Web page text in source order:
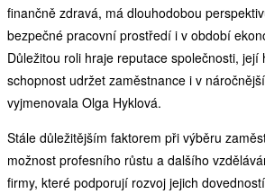
finančně zdravá, má dlouhodobou
bezpečné pracovní prostředí i v období
Důležitou roli hraje reputace společnosti, její
schopnost udržet zaměstnance i v
vyjmenovala Olga Hyklová.
Stále důležitějším faktorem při výběru
možnost profesního růstu a dalšího
firmy, které podporují rozvoj jejich